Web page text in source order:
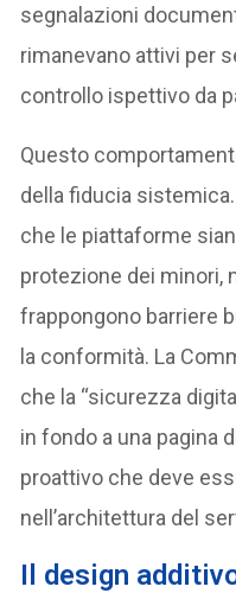
segnalazioni
rimanevano attivi per
controllo ispettivo da
Questo
della fiducia
che le piattaforme
protezione dei minori,
frappongono barriere
la conformità. La
che la “sicurezza
in fondo a una pagina
proattivo che deve
nell’architettura del
Il design